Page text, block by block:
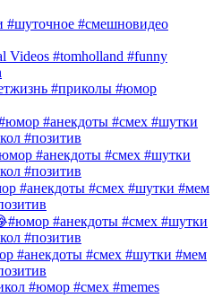
#шуточное #смешновидео
Videos #tomholland #funny
#приколы #юмор
#анекдоты #смех #шутки
#позитив
#анекдоты #смех #шутки
#позитив
#анекдоты #смех #шутки #мем
#анекдоты #смех #шутки
#позитив
#анекдоты #смех #шутки #мем
#юмор #смех #memes